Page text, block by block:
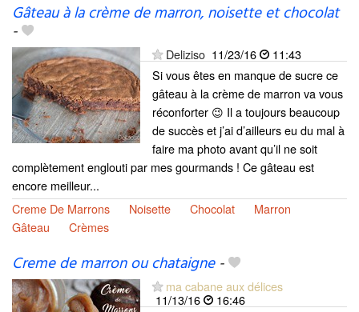
Gâteau à la crème de marron, noisette et chocolat
-
Deliziso 11/23/16
11:43
Si vous êtes en manque de sucre ce
gâteau à la crème de marron va vous
réconforter 😉 Il a toujours beaucoup
de succès et j’ai d’ailleurs eu du mal à
faire ma photo avant qu’il ne soit
complètement englouti par mes gourmands ! Ce gâteau est
encore meilleur...
Creme De Marrons
Noisette Chocolat
Marron
Gâteau
Crèmes
Creme de marron ou chataigne-
ma cabane aux délices
11/13/16
16:46